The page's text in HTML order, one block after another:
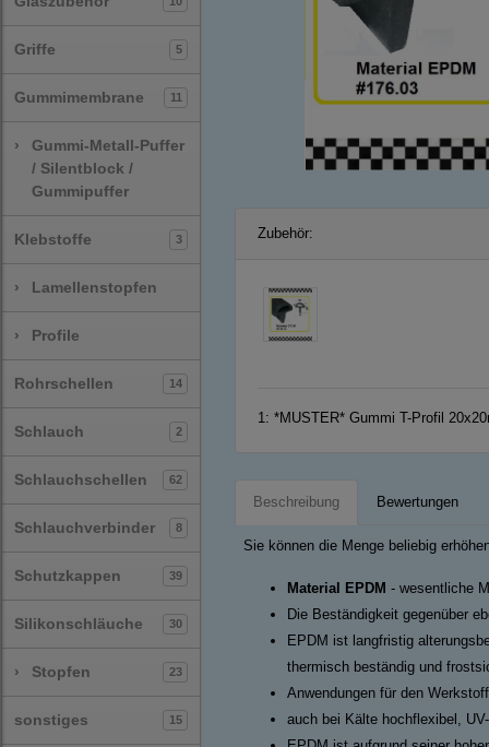
Griffe 5
Gummimembrane 11
›
Gummi-Metall-Puffer
/ Silentblock /
Gummipuffer
Klebstoffe 3
› Lamellenstopfen
› Profile
Rohrschellen 14
Schlauch 2
Schlauchschellen 62
Schlauchverbinder 8
Schutzkappen 39
Silikonschläuche 30
› Stopfen 23
sonstiges 15
Zubehör:
1: *MUSTER* Gummi T-Profil
Beschreibung Bewertungen
Sie können die Menge beliebig
Material EPDM - wesentliche
Die Beständigkeit gegenüber
EPDM ist langfristig
thermisch beständig und
Anwendungen für den
auch bei Kälte hochflexibel,